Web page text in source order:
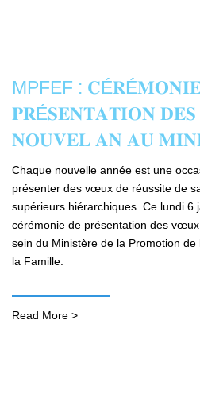
MPFEF :
𝐏𝐑É𝐒𝐄𝐍𝐓𝐀𝐓𝐈𝐎𝐍
𝐍𝐎𝐔𝐕𝐄𝐋 𝐀𝐍 𝐀𝐔
Chaque nouvelle année est une
présenter des vœux de réussite de
supérieurs hiérarchiques. Ce lundi 6
cérémonie de présentation des
sein du Ministère de la Promotion de
la Famille.
Read More >